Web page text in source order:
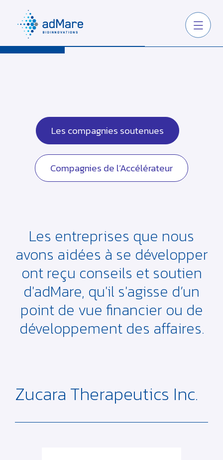
Les compagnies soutenues
Compagnies de l’Accélérateur
Les entreprises que nous
avons aidées à se développer
ont reçu conseils et soutien
d'adMare, qu'il s'agisse d’un
point de vue financier ou de
développement des affaires.
Zucara Therapeutics Inc.